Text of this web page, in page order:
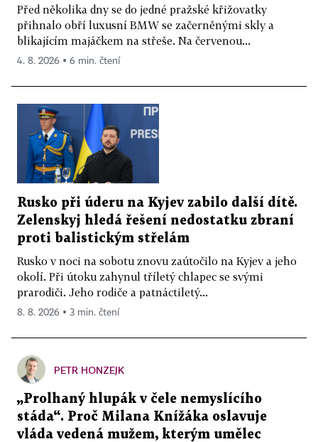
Před několika dny se do jedné pražské křižovatky
přihnalo obří luxusní BMW se začerněnými skly a
blikajícím majáčkem na střeše. Na červenou...
4. 8. 2026 ▪ 6 min. čtení
Rusko při úderu na Kyjev zabilo další dítě.
Zelenskyj hledá řešení nedostatku zbraní
proti balistickým střelám
Rusko v noci na sobotu znovu zaútočilo na Kyjev a jeho
okolí. Při útoku zahynul tříletý chlapec se svými
prarodiči. Jeho rodiče a patnáctiletý...
8. 8. 2026 ▪ 3 min. čtení
PETR HONZEJK
„Prolhaný hlupák v čele nemyslícího
stáda“. Proč Milana Knížáka oslavuje
vláda vedená mužem, kterým umělec